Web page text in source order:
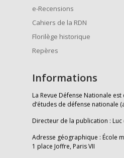
e-Recensions
Cahiers de la RDN
Florilège historique
Repères
Informations
La Revue Défense Nationale
d’études de défense nationale
Directeur de la publication : Luc
Adresse géographique : École
1 place Joffre, Paris VII